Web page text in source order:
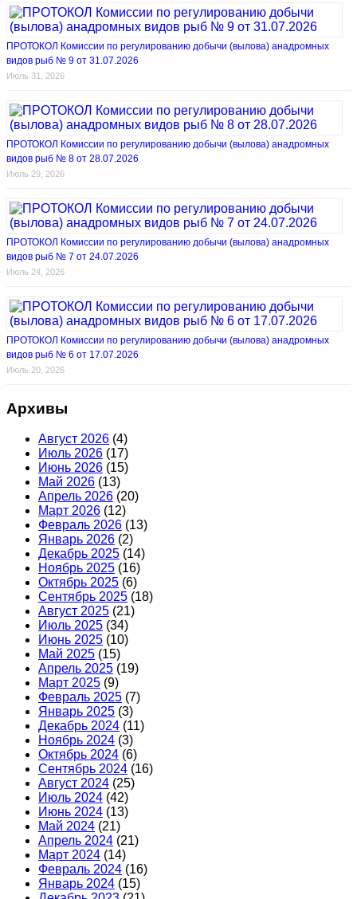
ПРОТОКОЛ Комиссии по регулированию добычи (вылова) анадромных
видов рыб № 9 от 31.07.2026
Июль 31, 2026
ПРОТОКОЛ Комиссии по регулированию добычи (вылова) анадромных
видов рыб № 8 от 28.07.2026
Июль 29, 2026
ПРОТОКОЛ Комиссии по регулированию добычи (вылова) анадромных
видов рыб № 7 от 24.07.2026
Июль 24, 2026
ПРОТОКОЛ Комиссии по регулированию добычи (вылова) анадромных
видов рыб № 6 от 17.07.2026
Июль 20, 2026
Архивы
Август 2026 (4)
Июль 2026 (17)
Июнь 2026 (15)
Май 2026 (13)
Апрель 2026 (20)
Март 2026 (12)
Февраль 2026 (13)
Январь 2026 (2)
Декабрь 2025 (14)
Ноябрь 2025 (16)
Октябрь 2025 (6)
Сентябрь 2025 (18)
Август 2025 (21)
Июль 2025 (34)
Июнь 2025 (10)
Май 2025 (15)
Апрель 2025 (19)
Март 2025 (9)
Февраль 2025 (7)
Январь 2025 (3)
Декабрь 2024 (11)
Ноябрь 2024 (3)
Октябрь 2024 (6)
Сентябрь 2024 (16)
Август 2024 (25)
Июль 2024 (42)
Июнь 2024 (13)
Май 2024 (21)
Апрель 2024 (21)
Март 2024 (14)
Февраль 2024 (16)
Январь 2024 (15)